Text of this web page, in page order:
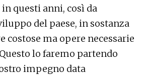
questi anni, così da
del paese, in sostanza
costose ma opere necessarie
lo faremo partendo
impegno data